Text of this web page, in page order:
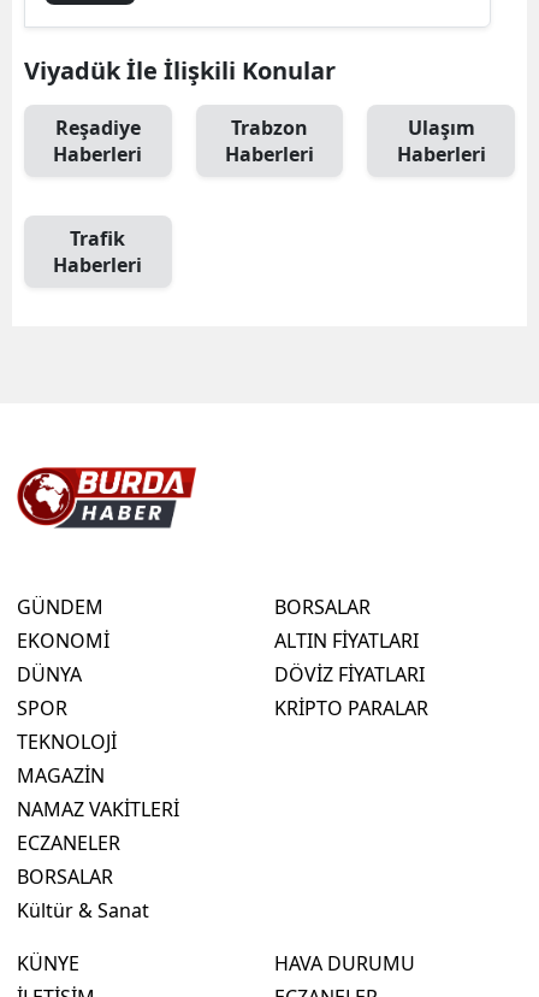
Viyadük İle İlişkili Konular
Reşadiye
Haberleri
Trabzon
Haberleri
Ulaşım
Haberleri
Trafik
Haberleri
GÜNDEM
EKONOMİ
DÜNYA
SPOR
TEKNOLOJİ
MAGAZİN
NAMAZ VAKİTLERİ
ECZANELER
BORSALAR
Kültür & Sanat
BORSALAR
ALTIN FİYATLARI
DÖVİZ FİYATLARI
KRİPTO PARALAR
KÜNYE
HAVA DURUMU